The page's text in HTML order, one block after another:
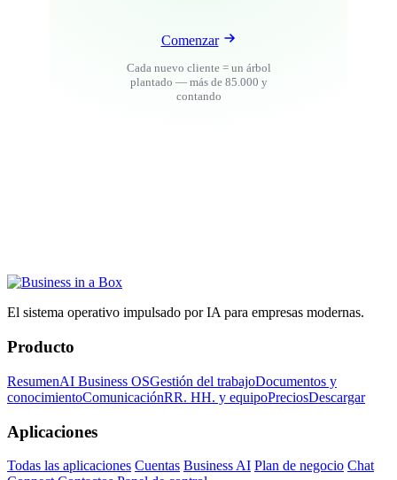
Comenzar
Cada nuevo cliente = un árbol
plantado — más de 85.000 y
contando
El sistema operativo impulsado por IA para empresas modernas.
Producto
ResumenAI Business OSGestión del trabajoDocumentos y
conocimientoComunicaciónRR. HH. y equipoPreciosDescargar
Aplicaciones
Todas las aplicaciones Cuentas Business AI Plan de negocio Chat